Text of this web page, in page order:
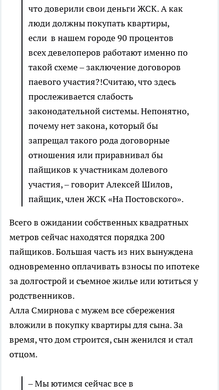
что доверили свои деньги ЖСК. А как
люди должны покупать квартиры,
если в нашем городе 90 процентов
всех девелоперов работают именно по
такой схеме – заключение договоров
паевого участия?!Считаю, что здесь
прослеживается слабость
законодательной системы. Непонятно,
почему нет закона, который бы
запрещал такого рода договорные
отношения или приравнивал бы
пайщиков к участникам долевого
участия, – говорит Алексей Шилов,
пайщик, член ЖСК «На Постовского».
Всего в ожидании собственных квадратных
метров сейчас находятся порядка 200
пайщиков. Большая часть из них вынуждена
одновременно оплачивать взносы по ипотеке
за долгострой и съемное жилье или ютиться у
родственников.
Алла Смирнова с мужем все сбережения
вложили в покупку квартиры для сына. За
время, что дом строится, сын женился и стал
отцом.
– Мы ютимся сейчас все в